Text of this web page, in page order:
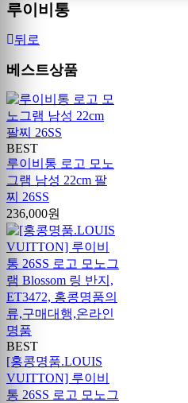
루이비통
뒤로
베스트상품
BEST
루이비통 로고 모노
그램 남성 22cm 팔
찌 26SS
236,000원
BEST
[홍콩명품.LOUIS
VUITTON] 루이비
통 26SS 로고 모노그